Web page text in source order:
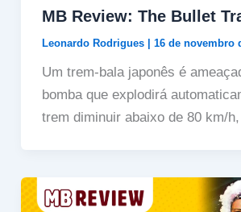
MB Review: The Bullet
Leonardo Rodrigues 16 de novembro
Um trem-bala japonês é
bomba que explodirá
trem diminuir abaixo de 80 km/